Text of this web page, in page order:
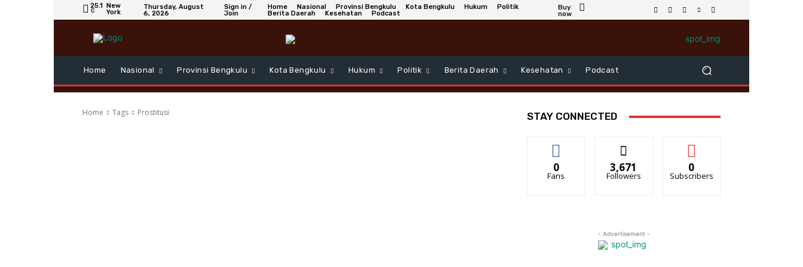
25.1
C
New
York
Thursday, August
6, 2026
Sign in /
Join
Home Nasional Provinsi Bengkulu Kota Bengkulu Hukum
Politik
Berita Daerah
Kesehatan Podcast
Buy
now
Home Nasional Provinsi Bengkulu Kota Bengkulu Hukum Politik Berita Daerah Kesehatan Podcast
Home Tags Prostitusi STAY CONNECTED
0
Fans
3,671
Followers
0
Subscribers
- Advertisement -